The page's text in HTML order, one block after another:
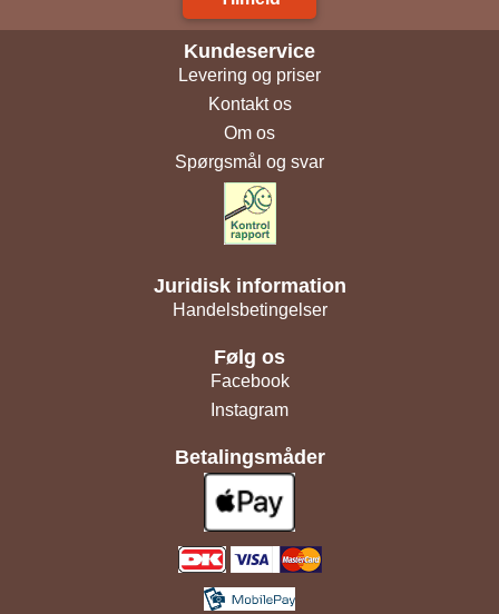
Kundeservice
Levering og priser
Kontakt os
Om os
Spørgsmål og svar
Juridisk information
Handelsbetingelser
Følg os
Facebook
Instagram
Betalingsmåder